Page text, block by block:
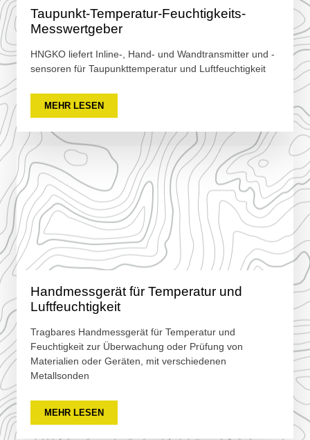
Taupunkt-Temperatur-Feuchtigkeits-
Messwertgeber
HNGKO liefert Inline-, Hand- und Wandtransmitter und -
sensoren für Taupunkttemperatur und Luftfeuchtigkeit
MEHR LESEN
Handmessgerät für Temperatur und
Luftfeuchtigkeit
Tragbares Handmessgerät für Temperatur und
Feuchtigkeit zur Überwachung oder Prüfung von
Materialien oder Geräten, mit verschiedenen
Metallsonden
MEHR LESEN